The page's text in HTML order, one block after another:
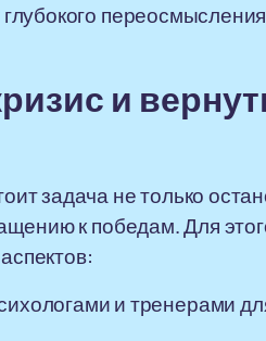
и
задача не только
к победам. Для
и тренерами